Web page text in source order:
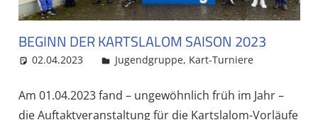
BEGINN DER KARTSLALOM SAISON 2023
02.04.2023 MSC Admin
Jugendgruppe, Kart-Turniere
Am 01.04.2023 fand – ungewöhnlich früh im Jahr –
die Auftaktveranstaltung für die Kartslalom-Vorläufe